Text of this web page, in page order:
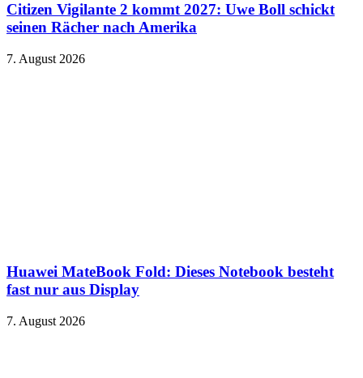
Citizen Vigilante 2 kommt 2027: Uwe Boll schickt
seinen Rächer nach Amerika
7. August 2026
Huawei MateBook Fold: Dieses Notebook besteht
fast nur aus Display
7. August 2026